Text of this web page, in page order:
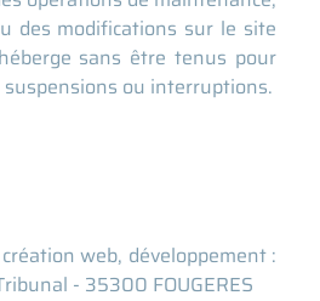
des modifications sur le site
sans être tenus pour
suspensions ou interruptions.
web, développement :
- 35300 FOUGERES